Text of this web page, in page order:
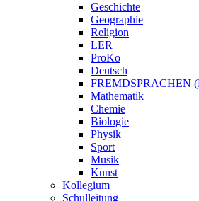
Geschichte
Geographie
Religion
LER
ProKo
Deutsch
FREMDSPRACHEN
Mathematik
Chemie
Biologie
Physik
Sport
Musik
Kunst
Kollegium
Schulleitung